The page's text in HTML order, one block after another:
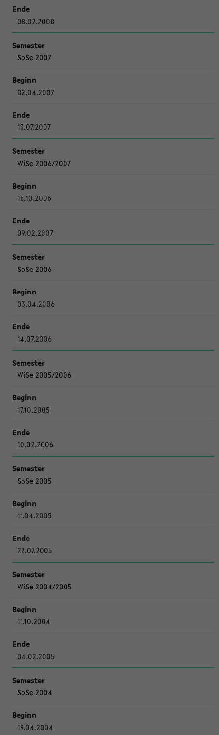
08.02.2008
SoSe 2007
02.04.2007
13.07.2007
WiSe 2006/2007
16.10.2006
09.02.2007
SoSe 2006
03.04.2006
14.07.2006
WiSe 2005/2006
17.10.2005
10.02.2006
SoSe 2005
11.04.2005
22.07.2005
WiSe 2004/2005
11.10.2004
04.02.2005
SoSe 2004
19.04.2004